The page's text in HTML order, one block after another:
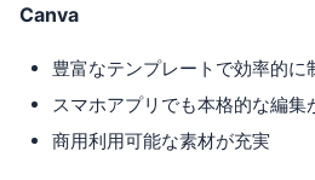
Canva
豊富なテンプレートで効率的に
スマホアプリでも本格的な編集
商用利用可能な素材が充実